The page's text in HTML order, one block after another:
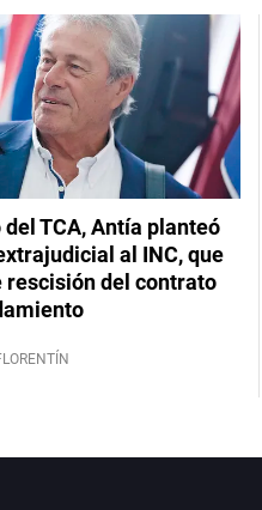
TCA, Antía planteó
al INC, que
rescisión del contrato